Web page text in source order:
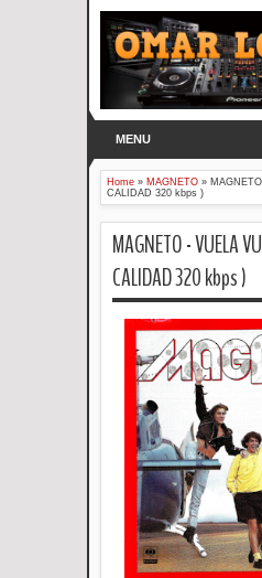
MENU
Home » MAGNETO »
CALIDAD 320 kbps )
MAGNETO - VUELA
CALIDAD 320 kbps )